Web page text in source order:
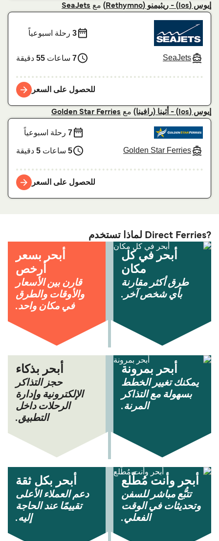
إيوس (Ios) - ريثيمنو (Rethymno) معSeaJets
SeaJets
3رحلة اسبوعياً
7 ساعات55دقيقة
للحصول على السعر
إيوس (Ios) - أثينا (رافينا) معGolden Star Ferries
Golden Star Ferries
7رحلة اسبوعياً
5 ساعات5دقيقة
للحصول على السعر
أبحر في كل
مكان
طرق أكثر مقارنة
بأي شخص آخر.
أبحر بسعر
أرخص
قارن بين الأسعار
والأوقات والطرق
في مكان واحد.
أبحر بمرونة
يمكنك تغيير الخطط
بسهولة مع التذاكر
المرنة.
أبحر بذكاء
حجز التذاكر
الإلكترونية وإدارة
الرحلات داخل
التطبيق.
أبحر وأنت مُطّلع
تتبُّع مباشر للسفن
وتحديثات في الوقت
الفعلي.
أبحر بكل ثقة
دعم العملاء الأعلى
تقييمًا عند الحاجة
إليه.